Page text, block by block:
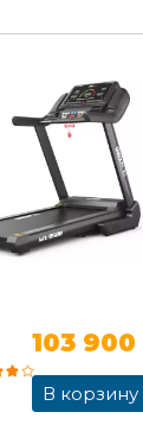
103 900
В корзину